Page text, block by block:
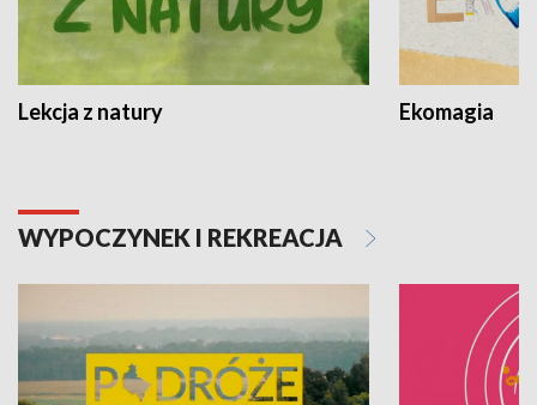
Lekcja z natury Ekomagia
WYPOCZYNEK I REKREACJA